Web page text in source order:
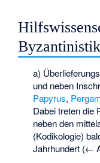
Byzantinistik
a)
und neben
Papyrus,
Dabei treten die
neben den
(Kodikologie)
Jahrhundert (←